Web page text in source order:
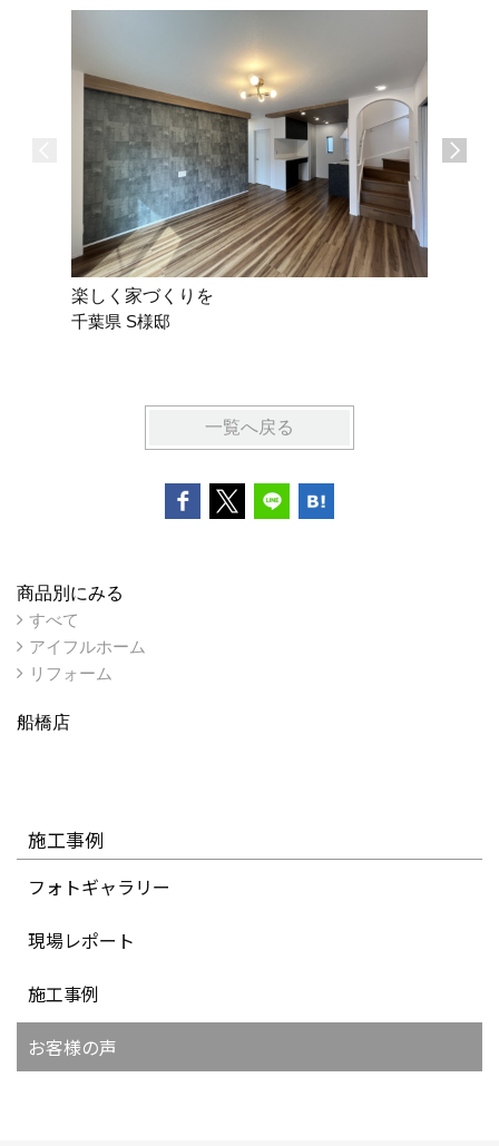
楽しく家づくりを
千葉県 S様邸
一覧へ戻る
商品別にみる
すべて
アイフルホーム
リフォーム
船橋店
施工事例
フォトギャラリー
現場レポート
施工事例
お客様の声